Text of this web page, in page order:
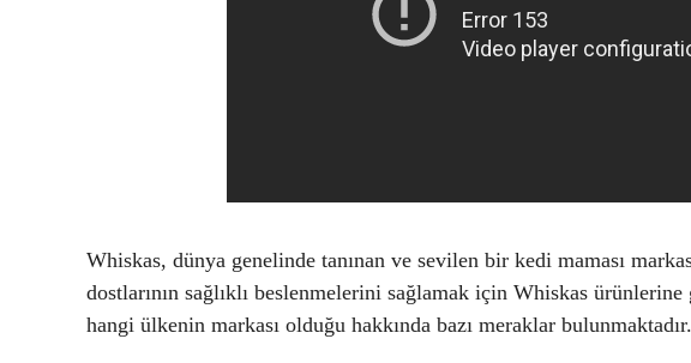
Whiskas, dünya genelinde tanınan ve sevilen bir kedi maması
dostlarının sağlıklı beslenmelerini sağlamak için Whiskas
hangi ülkenin markası olduğu hakkında bazı meraklar bulunmaktadır.